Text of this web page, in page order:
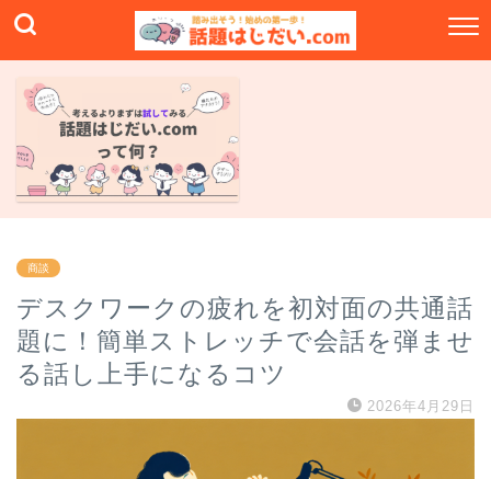
商談
デスクワークの疲れを初対面の共通話
題に！簡単ストレッチで会話を弾ませ
る話し上手になるコツ
2026年4月29日